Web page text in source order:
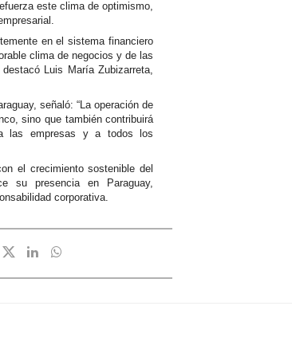
este clima de optimismo,
en el sistema financiero
clima de negocios y de las
destacó Luis María Zubizarreta,
señaló: “La operación de
sino que también contribuirá
las empresas y a todos los
el crecimiento sostenible del
su presencia en Paraguay,
corporativa.